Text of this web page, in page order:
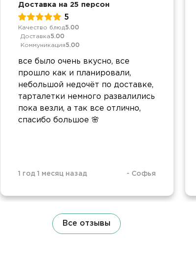
Доставка на 25 персон
5
Качество блюд5.00
Доставка5.00
Коммуникация5.00
все было очень вкусно, все
прошло как и планировали,
небольшой недочёт по доставке,
тарталетки немного развалились
пока везли, а так все отлично,
спасибо большое 🌸
1 год 1 месяц назад - Софья
Все отзывы